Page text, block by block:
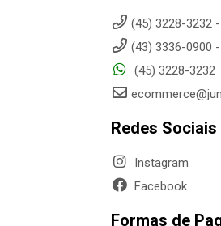
(45) 3228-3232
(43) 3336-0900
(45) 3228-3232
Redes Sociais
Instagram
Facebook
Formas de